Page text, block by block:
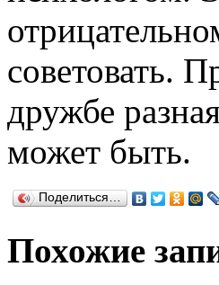
советовать.
дружбе
может быть.
Поделиться…
Похожие